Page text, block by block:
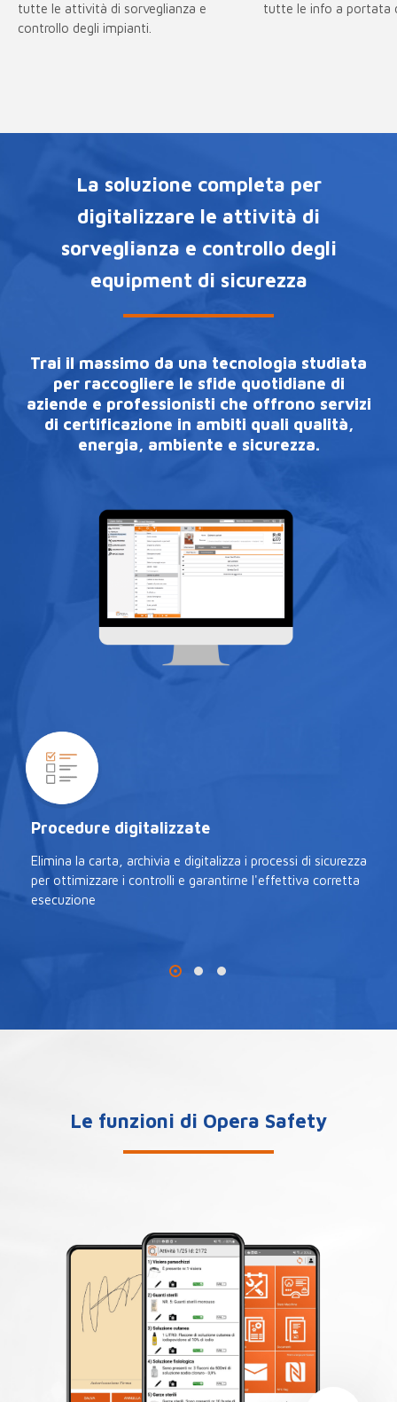
tutte le attività di sorveglianza e
controllo degli impianti.
tutte le info a portata
La soluzione completa per
digitalizzare le attività di
sorveglianza e controllo degli
equipment di sicurezza
Trai il massimo da una tecnologia studiata
per raccogliere le sfide quotidiane di
aziende e professionisti che offrono servizi
di certificazione in ambiti quali qualità,
energia, ambiente e sicurezza.
Procedure digitalizzate
Elimina la carta, archivia e digitalizza i processi di sicurezza
per ottimizzare i controlli e garantirne l'effettiva corretta
esecuzione
Le funzioni di Opera Safety